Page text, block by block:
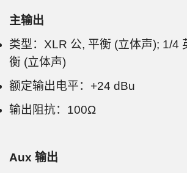
主输出
类型：XLR 公, 平衡 (立体声); 1/4
衡 (立体声)
额定输出电平：+24 dBu
输出阻抗：100Ω
Aux 输出